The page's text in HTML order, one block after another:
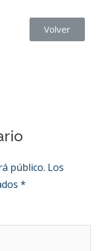
Volver
público. Los
*